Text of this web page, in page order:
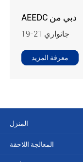
AEEDC دبي من
19-21 جانواري
معرفة المزيد
المنزل
المعالجة اللاحقة